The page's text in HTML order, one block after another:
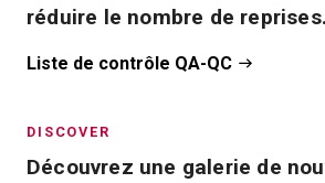
réduire le nombre de reprises.
Liste de contrôle QA-QC
DISCOVER
Découvrez une galerie de